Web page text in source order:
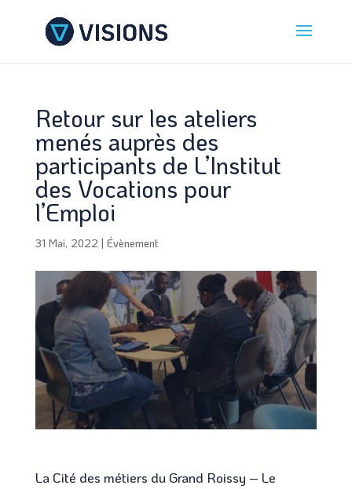
Retour sur les ateliers
menés auprès des
participants de L’Institut
des Vocations pour
l’Emploi
31 Mai, 2022 | Évènement
La Cité des métiers du Grand Roissy – Le